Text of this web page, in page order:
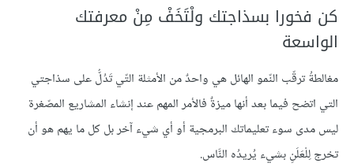
كن فخورا بسذاجتك ولْتَخَفْ مِنْ معرفتك
الواسعة
مغالطةُ ترقّب النّمو الهائل هي واحدٌ من الأمثلة التّي تَدُلُّ على سذاجتي
التي اتضح فيما بعد أنها ميزةٌ فالأمر المهم عند إنشاء المشاريع المصّغرة
ليس مدى سوء تعليماتك البرمجية أو أي شيء آخر بل كل ما يهم هو أن
تخرج لِلْعَلَنِ بشيء يُريدُه النَّاس.